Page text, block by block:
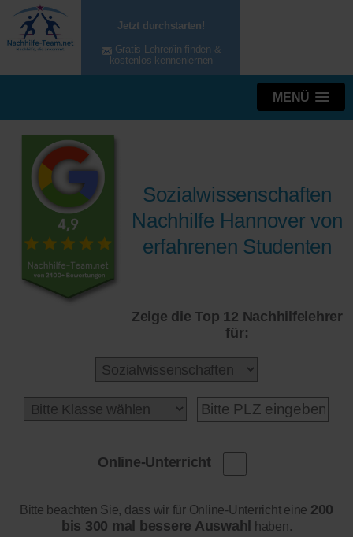
Jetzt durchstarten!
Gratis Lehrer/in finden &
kostenlos kennenlernen
MENÜ
Sozialwissenschaften
Nachhilfe Hannover von
erfahrenen Studenten
Zeige die Top 12 Nachhilfelehrer
für:
Online-Unterricht
Bitte beachten Sie, dass wir für Online-Unterricht eine 200
bis 300 mal bessere Auswahl haben.